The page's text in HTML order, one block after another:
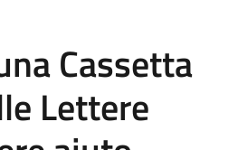
Cassetta
Lettere